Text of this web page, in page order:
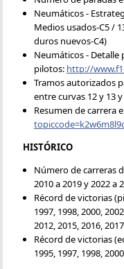
Neumáticos -
Medios usados-C5 /
duros nuevos-C4)
Neumáticos - Detalle
pilotos: http://
Tramos autorizados
entre curvas 12 y 13
Resumen de carrera
HISTÓRICO
Número de carreras
2010 a 2019 y 2022 a
Récord de victorias
1997, 1998, 2000,
2012, 2015, 2016,
Récord de victorias
1995, 1997, 1998,